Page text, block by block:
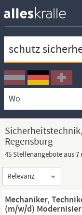
Ortssuche
Umkreissuche
Arbeitsform
Regensburg
45 Stellenangebote aus
Sortierung
Mechaniker,
(m/w/d)